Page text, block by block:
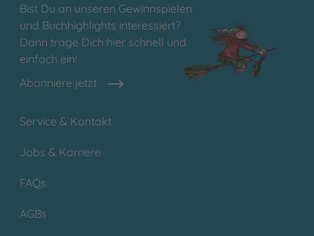
Bist Du an unseren Gewinnspielen
und Buchhighlights interessiert?
Dann trage Dich hier schnell und
einfach ein!
Abonniere jetzt
Service & Kontakt
Jobs & Karriere
FAQs
AGBs